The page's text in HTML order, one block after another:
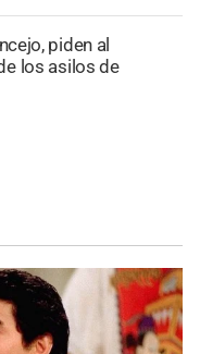
piden al
los asilos de